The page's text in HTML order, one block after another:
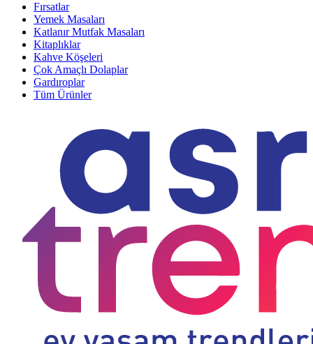
Fırsatlar
Yemek Masaları
Katlanır Mutfak Masaları
Kitaplıklar
Kahve Köşeleri
Çok Amaçlı Dolaplar
Gardıroplar
Tüm Ürünler